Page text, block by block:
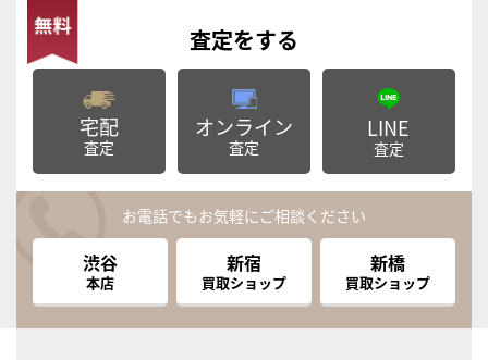
査定をする
宅配
査定
オンライン
査定
LINE
査定
お電話でもお気軽にご相談ください
渋谷
本店
新宿
買取ショップ
新橋
買取ショップ